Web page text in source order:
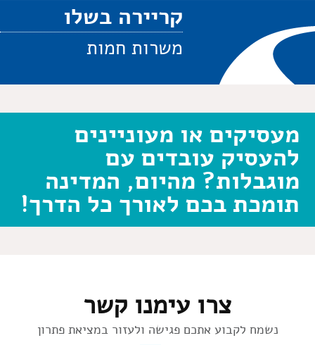
קריירה בשלו
משרות חמות
מעסיקים או מעוניינים
להעסיק עובדים עם
מוגבלות? מהיום, המדינה
תומכת בכם לאורך כל הדרך!
צרו עימנו קשר
נשמח לקבוע אתכם פגישה ולעזור במציאת פתרון